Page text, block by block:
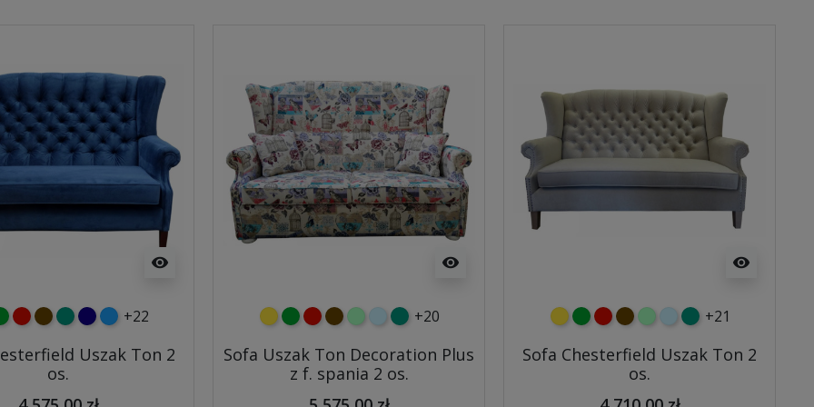
visibility
czerwony
czekoladowy
turkusowy
granatowy
niebieski
+22
Uszak Ton 2
os.
visibility
żółtyzielonyczerwony
czekoladowy
miętowybłękitny
turkusowy
+20
Sofa Uszak Ton Decoration Plus
z f. spania 2 os.
visibility
żółtyzielonyczerwony
czekoladowy
miętowybłękitny
turkusowy
+21
Sofa Chesterfield Uszak Ton 2
os.